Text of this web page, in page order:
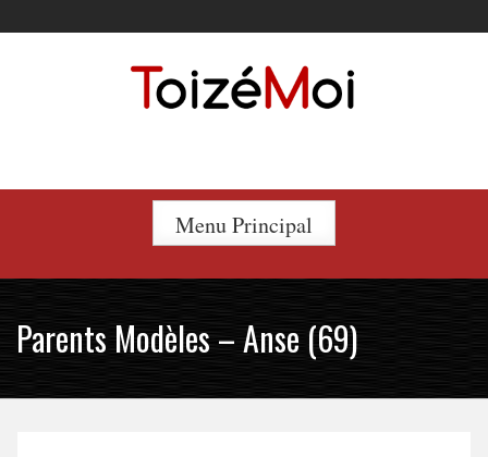
to
Menu Principal
Parents Modèles – Anse (69)